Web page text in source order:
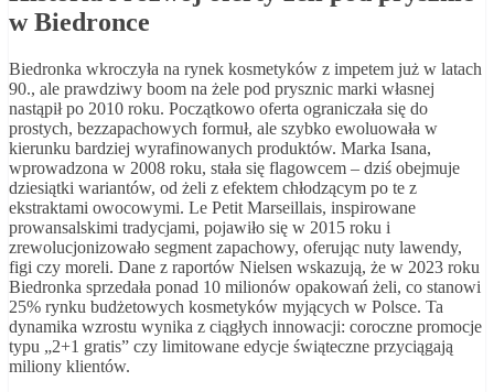
w Biedronce
Biedronka wkroczyła na rynek kosmetyków z impetem już w latach
90., ale prawdziwy boom na żele pod prysznic marki własnej
nastąpił po 2010 roku. Początkowo oferta ograniczała się do
prostych, bezzapachowych formuł, ale szybko ewoluowała w
kierunku bardziej wyrafinowanych produktów. Marka Isana,
wprowadzona w 2008 roku, stała się flagowcem – dziś obejmuje
dziesiątki wariantów, od żeli z efektem chłodzącym po te z
ekstraktami owocowymi. Le Petit Marseillais, inspirowane
prowansalskimi tradycjami, pojawiło się w 2015 roku i
zrewolucjonizowało segment zapachowy, oferując nuty lawendy,
figi czy moreli. Dane z raportów Nielsen wskazują, że w 2023 roku
Biedronka sprzedała ponad 10 milionów opakowań żeli, co stanowi
25% rynku budżetowych kosmetyków myjących w Polsce. Ta
dynamika wzrostu wynika z ciągłych innowacji: coroczne promocje
typu „2+1 gratis” czy limitowane edycje świąteczne przyciągają
miliony klientów.